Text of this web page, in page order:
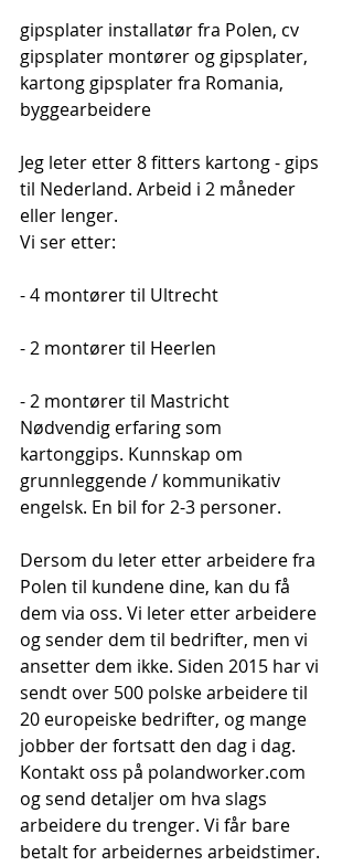
gipsplater installatør fra Polen, cv
gipsplater montører og gipsplater,
kartong gipsplater fra Romania,
byggearbeidere
Jeg leter etter 8 fitters kartong - gips
til Nederland. Arbeid i 2 måneder
eller lenger.
Vi ser etter:
- 4 montører til Ultrecht
- 2 montører til Heerlen
- 2 montører til Mastricht
Nødvendig erfaring som
kartonggips. Kunnskap om
grunnleggende / kommunikativ
engelsk. En bil for 2-3 personer.
Dersom du leter etter arbeidere fra
Polen til kundene dine, kan du få
dem via oss. Vi leter etter arbeidere
og sender dem til bedrifter, men vi
ansetter dem ikke. Siden 2015 har vi
sendt over 500 polske arbeidere til
20 europeiske bedrifter, og mange
jobber der fortsatt den dag i dag.
Kontakt oss på polandworker.com
og send detaljer om hva slags
arbeidere du trenger. Vi får bare
betalt for arbeidernes arbeidstimer.